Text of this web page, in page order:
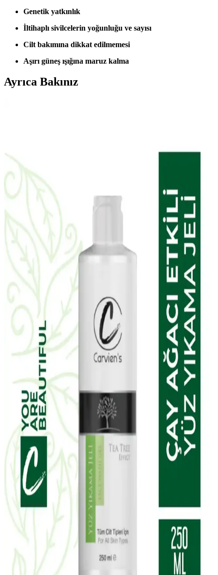
Genetik yatkınlık
İltihaplı sivilcelerin yoğunluğu ve sayısı
Cilt bakımına dikkat edilmemesi
Aşırı güneş ışığına maruz kalma
Ayrıca Bakınız
sağlar, hassas ciltlere uygun, parfümsüz ve çevre dostu formülüyle
cilt bakımında etkili bir seçenek sunar.
The Purest Solutions Karma Ciltler İçin Aydınlatıcı
ve Yenileyici Bakım Seti İncelemesi
The Purest Solutions karma ciltler için aydınlatıcı ve yenileyici
bakım seti, doğal içerikleriyle cilt tonunu eşitler, gözenekleri
sıkılaştırır ve parlaklık kazandırır. Düzenli kullanımda gözle görülür
farklar sağlar.
NIVEA Expert Filler Yoğun Yaşlanma Karşıtı
Gündüz Bakım Kremi İncelemesi ve Kullanım
Yöntemleri
NIVEA Expert Filler Yoğun Yaşlanma Karşıtı Gündüz Bakım
Kremi, hyaluronik asit ve SPF 30 ile cildi nemlendirir, yaşlanma
belirtilerine karşı korur ve pürüzsüzleştirir, hassas ciltler için uygun
ve parfümsüzdür.
EDLIKE Saf Yağlardan Yapılan El Yapımı Adaçayı
Sabunu Doğal ve Etkili Cilt Bakımı İçin Uygun Bir
EDLIKE'in saf yağlar ve el yapımı adaçayı ile zenginleştirilmiş
sabunu, cildi nazikçe temizler, nemlendirir ve ferahlatır. Hassas
ciltlere uygun, doğal içerikli ve uzun süre kullanılabilen bu ürün, cilt
sağlığını destekler.
W-Lab Kozmetik Madeleb Krem ve Selin Beauty
CC Krem Seti: Günlük Cilt Bakımı İçin Çok Yönlü
Çözüm
Madeleb Krem ve CC krem seti, cilt tipine uygun, doğal içerikli ve
vegan formülüyle günlük bakımda pratik ve etkili çözümler sunar.
Yves Rocher Tropikal Hindistan Cevizi Vücut
Losyonu Doğal Nemlendirici ve Besleyici Özellikler
Yves Rocher'in tropikal hindistan cevizi içeren vegan vücut losyonu,
tüm cilt tipleri için uygun, doğal içeriklerle formüle edilmiştir. Hafif
yapısı ve kalıcı kokusuyla cildi nemlendirir ve besler.
La Roche-Posay Lipikar Syndet AP+ Hassas ve
Kuru Ciltler İçin Temizlik Jeli Ürün Özellikleri